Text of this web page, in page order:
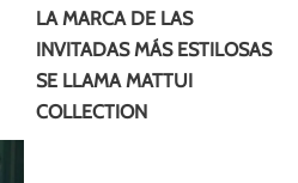
LA MARCA DE LAS
INVITADAS MÁS ESTILOSAS
SE LLAMA MATTUI
COLLECTION